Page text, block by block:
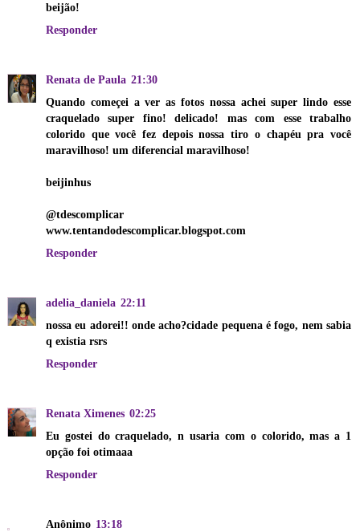
beijão!
Responder
Renata de Paula 21:30
Quando começei a ver as fotos nossa achei super lindo esse
craquelado super fino! delicado! mas com esse trabalho
colorido que você fez depois nossa tiro o chapéu pra você
maravilhoso! um diferencial maravilhoso!
beijinhus
@tdescomplicar
www.tentandodescomplicar.blogspot.com
Responder
adelia_daniela 22:11
nossa eu adorei!! onde acho?cidade pequena é fogo, nem sabia
q existia rsrs
Responder
Renata Ximenes 02:25
Eu gostei do craquelado, n usaria com o colorido, mas a 1
opção foi otimaaa
Responder
Anônimo 13:18